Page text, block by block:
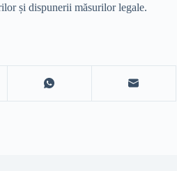
și dispunerii măsurilor legale.